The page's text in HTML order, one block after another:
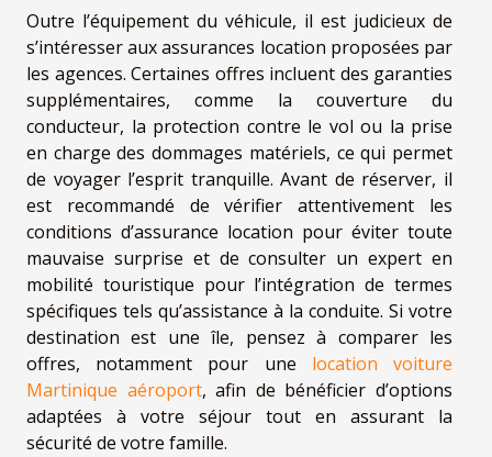
Outre l’équipement du véhicule, il est judicieux de
s’intéresser aux assurances location proposées par
les agences. Certaines offres incluent des garanties
supplémentaires, comme la couverture du
conducteur, la protection contre le vol ou la prise
en charge des dommages matériels, ce qui permet
de voyager l’esprit tranquille. Avant de réserver, il
est recommandé de vérifier attentivement les
conditions d’assurance location pour éviter toute
mauvaise surprise et de consulter un expert en
mobilité touristique pour l’intégration de termes
spécifiques tels qu’assistance à la conduite. Si votre
destination est une île, pensez à comparer les
offres, notamment pour une location voiture
Martinique aéroport, afin de bénéficier d’options
adaptées à votre séjour tout en assurant la
sécurité de votre famille.